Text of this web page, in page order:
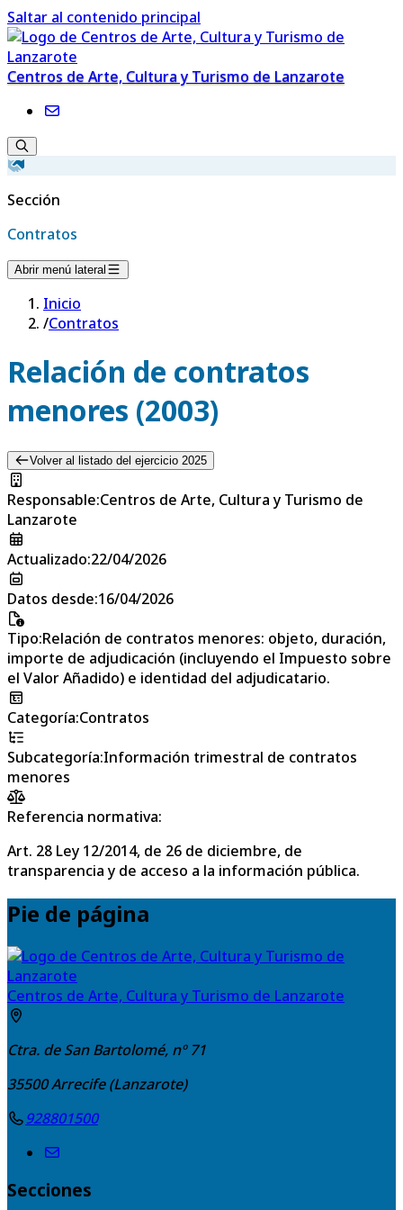
Saltar al contenido principal
Centros de Arte, Cultura y Turismo de Lanzarote
Sección
Contratos
Abrir menú lateral
Inicio
/Contratos
Relación de contratos
menores (2003)
Volver al listado del ejercicio 2025
Responsable:Centros de Arte, Cultura y Turismo de
Lanzarote
Actualizado:22/04/2026
Datos desde:16/04/2026
Tipo:Relación de contratos menores: objeto, duración,
importe de adjudicación (incluyendo el Impuesto sobre
el Valor Añadido) e identidad del adjudicatario.
Categoría:Contratos
Subcategoría:Información trimestral de contratos
menores
Referencia normativa:
Art. 28 Ley 12/2014, de 26 de diciembre, de
transparencia y de acceso a la información pública.
Pie de página
Centros de Arte, Cultura y Turismo de Lanzarote
Ctra. de San Bartolomé, nº 71
35500Arrecife (Lanzarote)
928801500
Secciones